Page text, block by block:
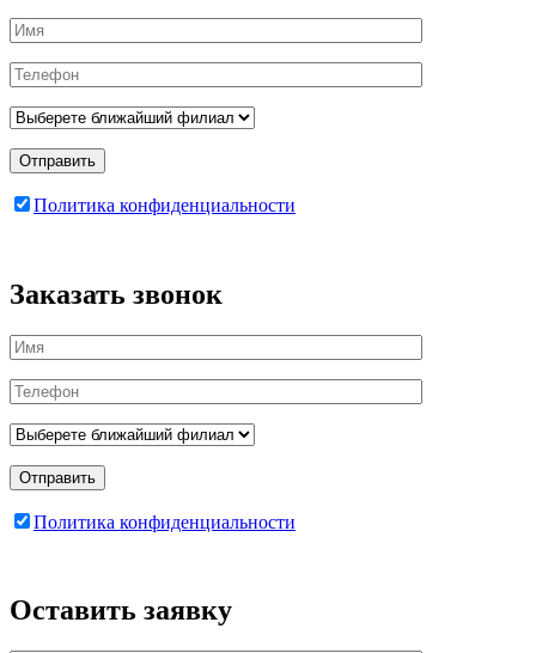
Отправить
Политика конфиденциальности
Заказать звонок
Отправить
Политика конфиденциальности
Оставить заявку